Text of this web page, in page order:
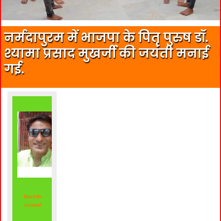
नर्मदापुरम में भाजपा के पितृ पुरुष डॉ.
श्यामा प्रसाद मुखर्जी की जयंती मनाई
गई.
Manish
Jaiswal